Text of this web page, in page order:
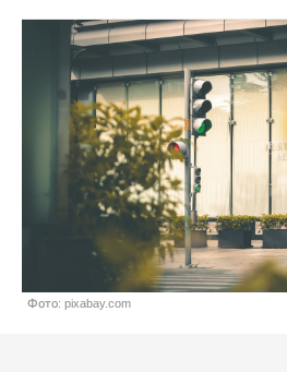
Фото: pixabay.com